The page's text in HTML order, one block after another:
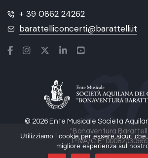
© 2026 Ente Musicale Società
"Bonaventura
P.IVA/C.F.:
+ 39 0862 24262
barattelliconcerti@barattelli.it
Utilizziamo i cookie per essere sicuri
migliore esperienza sul